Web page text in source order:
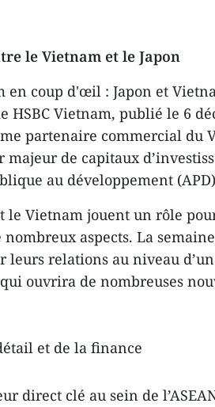
le Vietnam et le Japon
en coup d'œil : Japon et
HSBC Vietnam, publié le 6
partenaire commercial du
de capitaux
au développement
le Vietnam jouent un rôle
aspects. La
leurs relations au niveau
ouvrira de nombreuses
et de la finance
direct clé au sein de